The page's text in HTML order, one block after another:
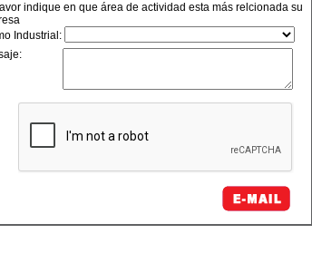
indique en que área de actividad esta más relcionada su
Industrial: